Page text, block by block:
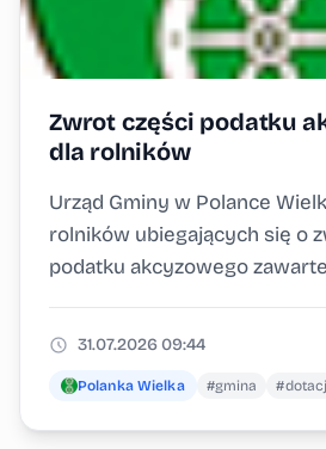
Zwrot części podatku
dla rolników
Urząd Gminy w Polance
rolników ubiegających się o
podatku akcyzowego
31.07.2026 09:44
Polanka Wielka #gmina